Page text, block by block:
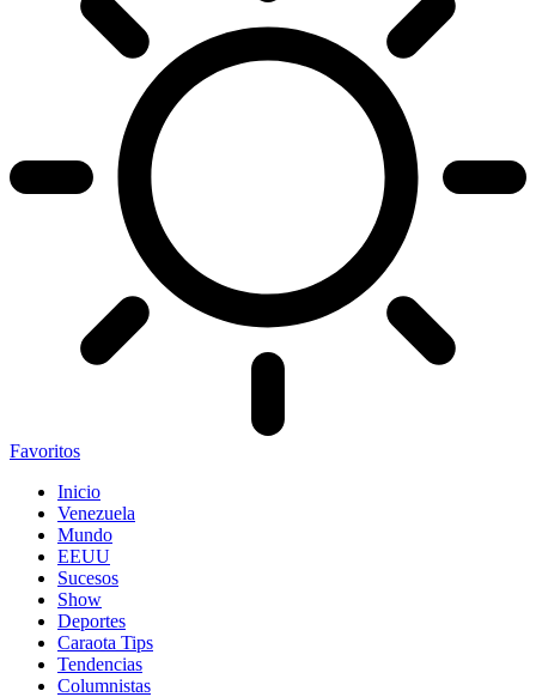
Favoritos
Inicio
Venezuela
Mundo
EEUU
Sucesos
Show
Deportes
Caraota Tips
Tendencias
Columnistas